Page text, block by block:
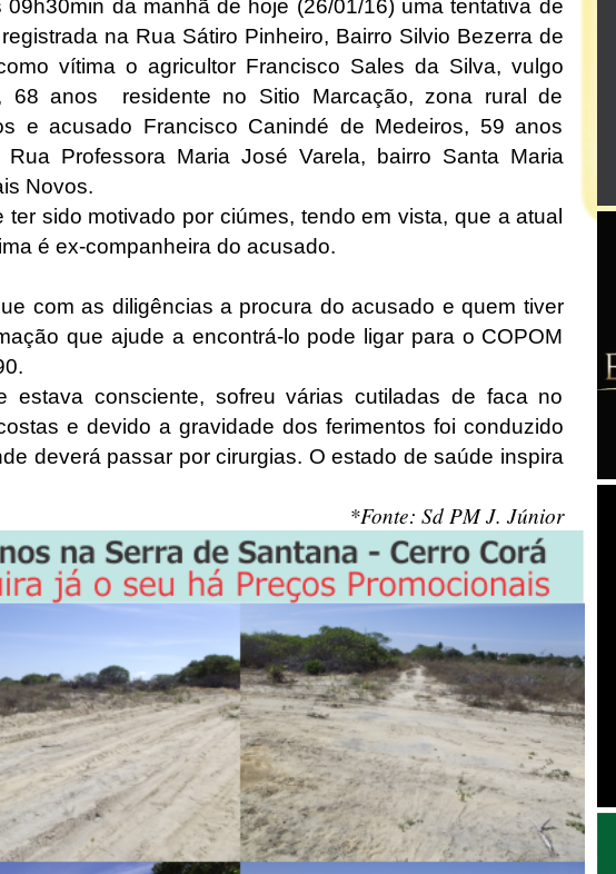
09h30min da manhã de hoje (26/01/16) uma tentativa de
na Rua Sátiro Pinheiro, Bairro Silvio Bezerra de
vítima o agricultor Francisco Sales da Silva, vulgo
68 anos residente no Sitio Marcação, zona rural de
e acusado Francisco Canindé de Medeiros, 59 anos
Rua Professora Maria José Varela, bairro Santa Maria
Novos.
ter sido motivado por ciúmes, tendo em vista, que a atual
é ex-companheira do acusado.
com as diligências a procura do acusado e quem tiver
que ajude a encontrá-lo pode ligar para o COPOM
estava consciente, sofreu várias cutiladas de faca no
e devido a gravidade dos ferimentos foi conduzido
deverá passar por cirurgias. O estado de saúde inspira
*Fonte: Sd PM J. Júnior